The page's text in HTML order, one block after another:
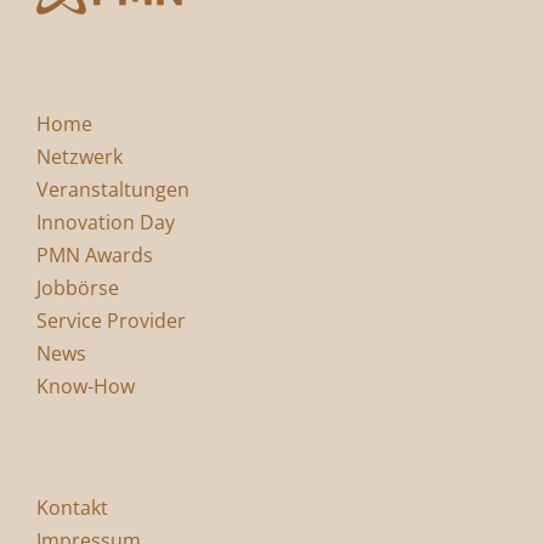
Home
Netzwerk
Veranstaltungen
Innovation Day
PMN Awards
Jobbörse
Service Provider
News
Know-How
Kontakt